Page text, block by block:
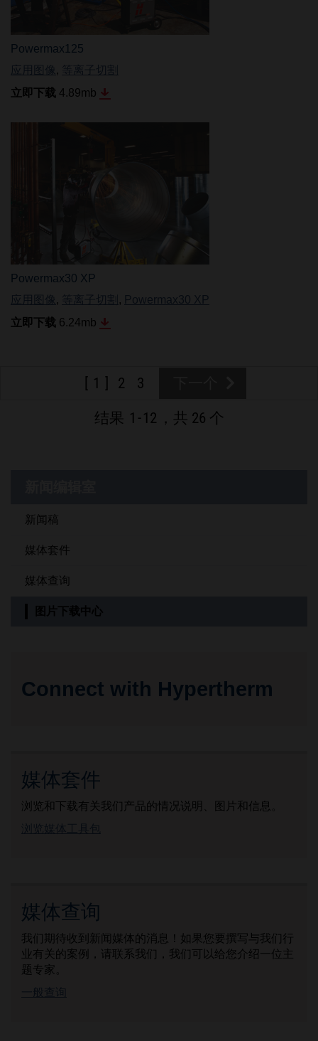
Powermax125
应用图像 , 等离子切割
立即下载 4.89mb
Powermax30 XP
应用图像 , 等离子切割 , Powermax30 XP
立即下载 6.24mb
1 2 3
结果 1 - 12 ，共 26 个
新闻稿
媒体套件
媒体查询
图片下载中心
Connect with Hypertherm
媒体套件
浏览和下载有关我们产品的情况说明、图片和信息。
浏览媒体工具包
媒体查询
我们期待收到新闻媒体的消息！如果您要撰写与我们行
业有关的案例，请联系我们，我们可以给您介绍一位主
题专家。
一般查询